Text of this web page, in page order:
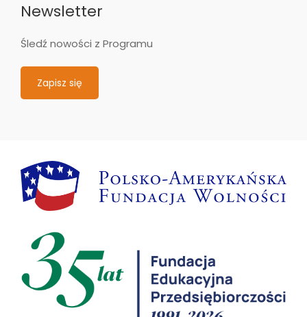
Newsletter
Śledź nowości z Programu
Zapisz się